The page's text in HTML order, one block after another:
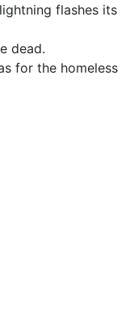
flashes its
dead.
for the homeless